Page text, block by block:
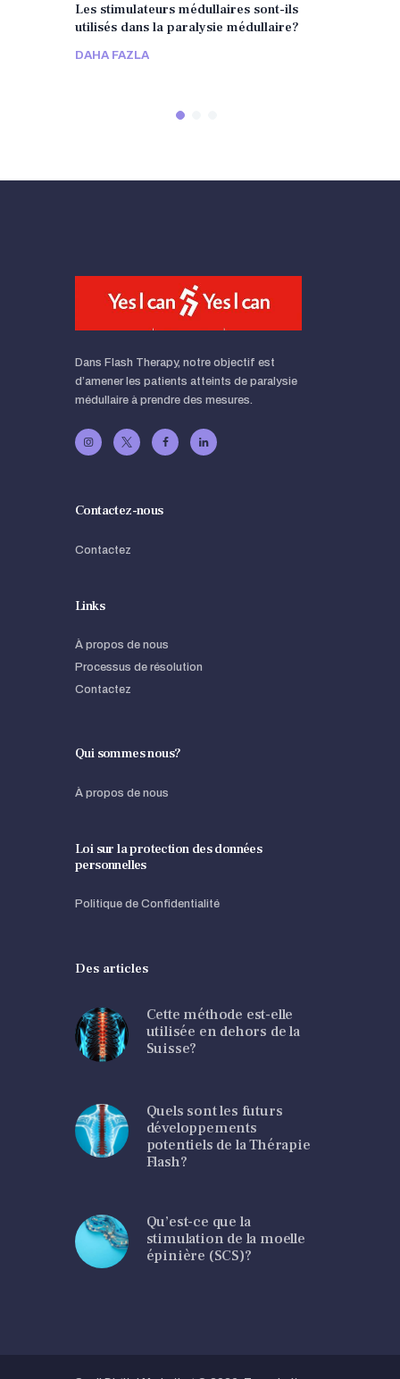
Les stimulateurs médullaires sont-ils
utilisés dans la paralysie médullaire?
DAHA FAZLA
Dans Flash Therapy, notre objectif est
d’amener les patients atteints de paralysie
médullaire à prendre des mesures.
Contactez-nous
Contactez
Links
À propos de nous
Processus de résolution
Contactez
Qui sommes nous?
À propos de nous
Loi sur la protection des données
personnelles
Politique de Confidentialité
Des articles
Cette méthode est-elle
utilisée en dehors de la
Suisse?
Quels sont les futurs
développements
potentiels de la Thérapie
Flash?
Qu’est-ce que la
stimulation de la moelle
épinière (SCS)?